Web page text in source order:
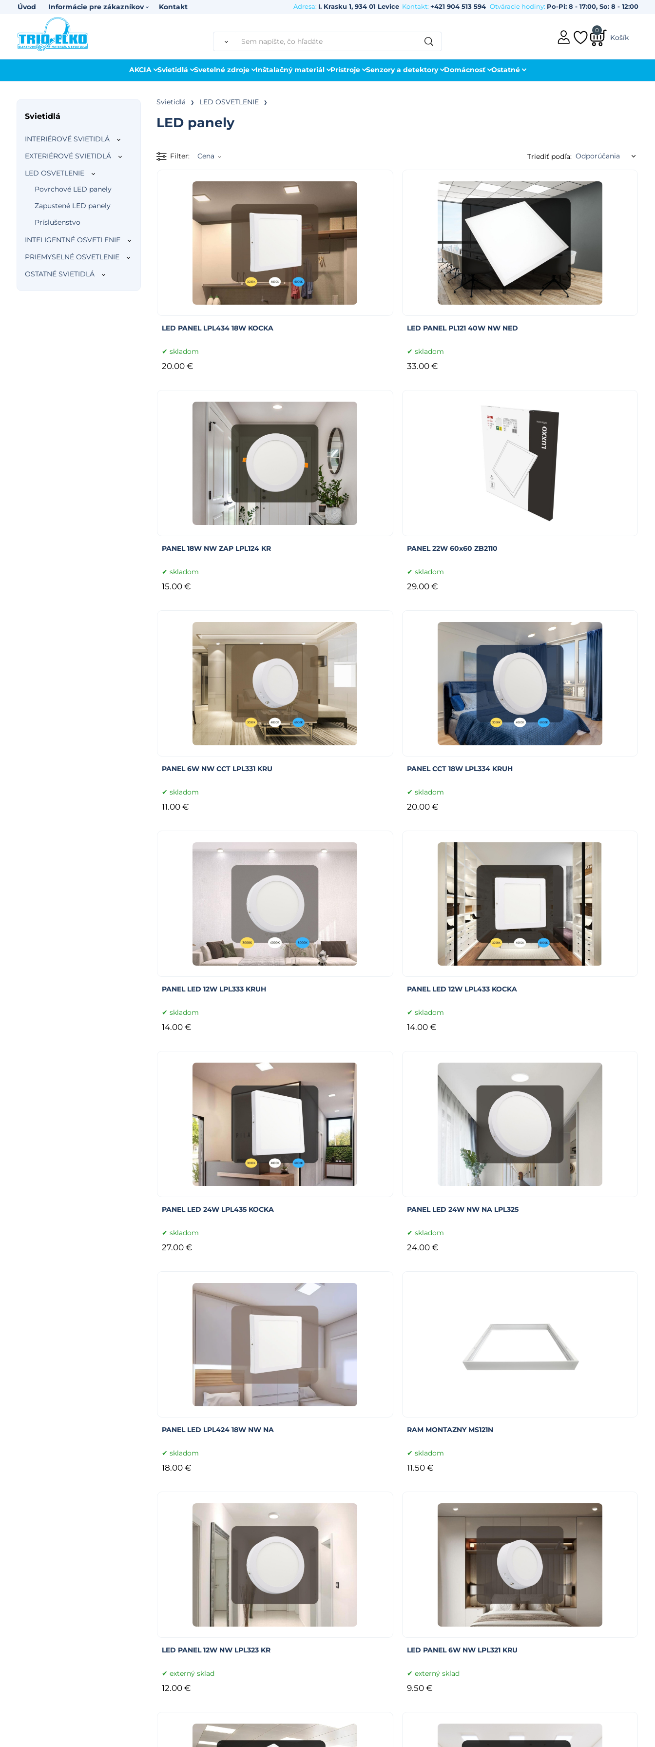
Úvod Informácie pre zákazníkov Kontakt Adresa: I. Krasku 1, 934 01 Levice Kontakt:+421 904 513 594Otváracie hodiny: Po-Pi: 8 - 17:00, So: 8 - 12:00
0
Košík
AKCIA Svietidlá Svetelné zdroje Inštalačný materiál Prístroje Senzory a detektory Domácnosť Ostatné
Svietidlá
INTERIÉROVÉ SVIETIDLÁ
EXTERIÉROVÉ SVIETIDLÁ
LED OSVETLENIE
Povrchové LED panely
Zapustené LED panely
Príslušenstvo
INTELIGENTNÉ OSVETLENIE
PRIEMYSELNÉ OSVETLENIE
OSTATNÉ SVIETIDLÁ
Svietidlá LED OSVETLENIE
LED panely
Filter Cena Triediť podľa:
LED PANEL LPL434 18W KOCKA
skladom
20.00 €
LED PANEL PL121 40W NW NED
skladom
33.00 €
PANEL 18W NW ZAP LPL124 KR
skladom
15.00 €
PANEL 22W 60x60 ZB2110
skladom
29.00 €
PANEL 6W NW CCT LPL331 KRU
skladom
11.00 €
PANEL CCT 18W LPL334 KRUH
skladom
20.00 €
PANEL LED 12W LPL333 KRUH
skladom
14.00 €
PANEL LED 12W LPL433 KOCKA
skladom
14.00 €
PANEL LED 24W LPL435 KOCKA
skladom
27.00 €
PANEL LED 24W NW NA LPL325
skladom
24.00 €
PANEL LED LPL424 18W NW NA
skladom
18.00 €
RAM MONTAZNY MS121N
skladom
11.50 €
LED PANEL 12W NW LPL323 KR
externý sklad
12.00 €
LED PANEL 6W NW LPL321 KRU
externý sklad
9.50 €